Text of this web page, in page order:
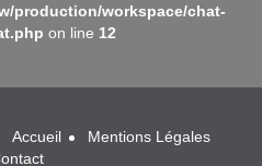
production/workspace/chat-
on line 12
Accueil
Mentions Légales